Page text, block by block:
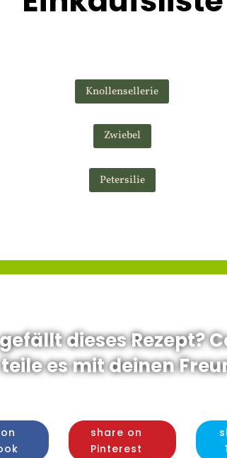
Knollensellerie
Zwiebel
Petersilie
dieses Rezept?
es mit deinen
share on
Pinterest